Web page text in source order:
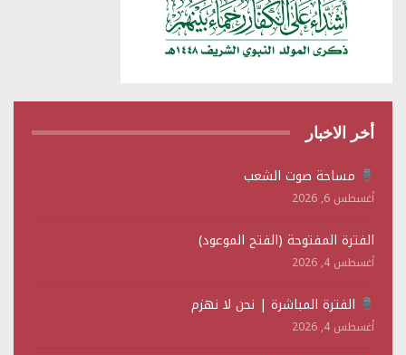
أخر الاخبار
مساحة صوت الشعب
أغسطس 6, 2026
الفترة المفتوحة (الفتح الموعود)
أغسطس 4, 2026
الفترة المباشرة | نحن لا نهزم
أغسطس 4, 2026